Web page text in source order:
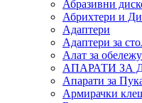
Абразивни
Абрихтери и
Адаптери
Адаптери за
Алат за
АПАРАТИ ЗА
Апарати за
Армирачки